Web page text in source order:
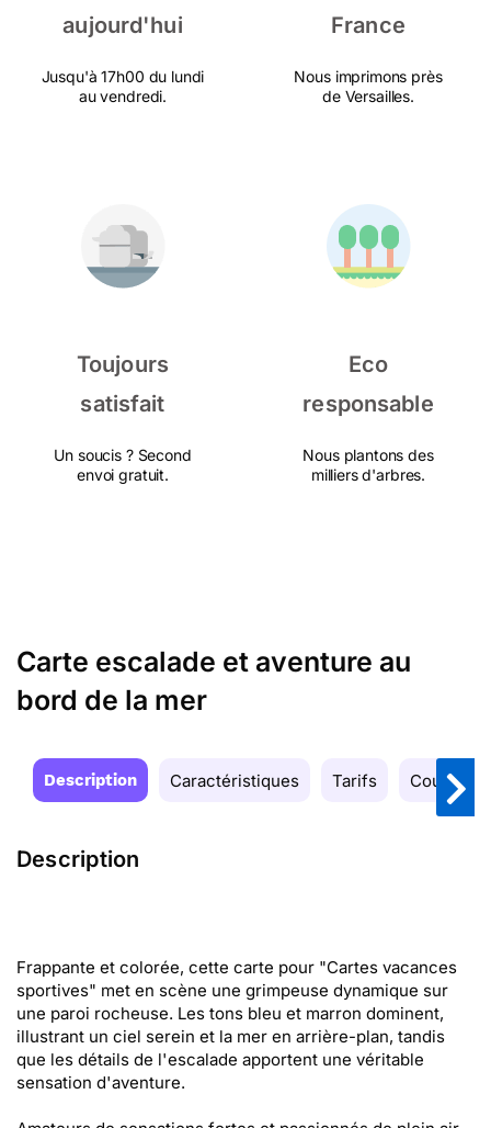
aujourd'hui
Jusqu'à 17h00 du lundi
au vendredi.
France
Nous imprimons près
de Versailles.
Toujours
satisfait
Un soucis ? Second
envoi gratuit.
Eco
responsable
Nous plantons des
milliers d'arbres.
Carte escalade et aventure au
bord de la mer
Description Caractéristiques Tarifs Couleurs
Description
Frappante et colorée, cette carte pour "Cartes vacances
sportives" met en scène une grimpeuse dynamique sur
une paroi rocheuse. Les tons bleu et marron dominent,
illustrant un ciel serein et la mer en arrière-plan, tandis
que les détails de l'escalade apportent une véritable
sensation d'aventure.